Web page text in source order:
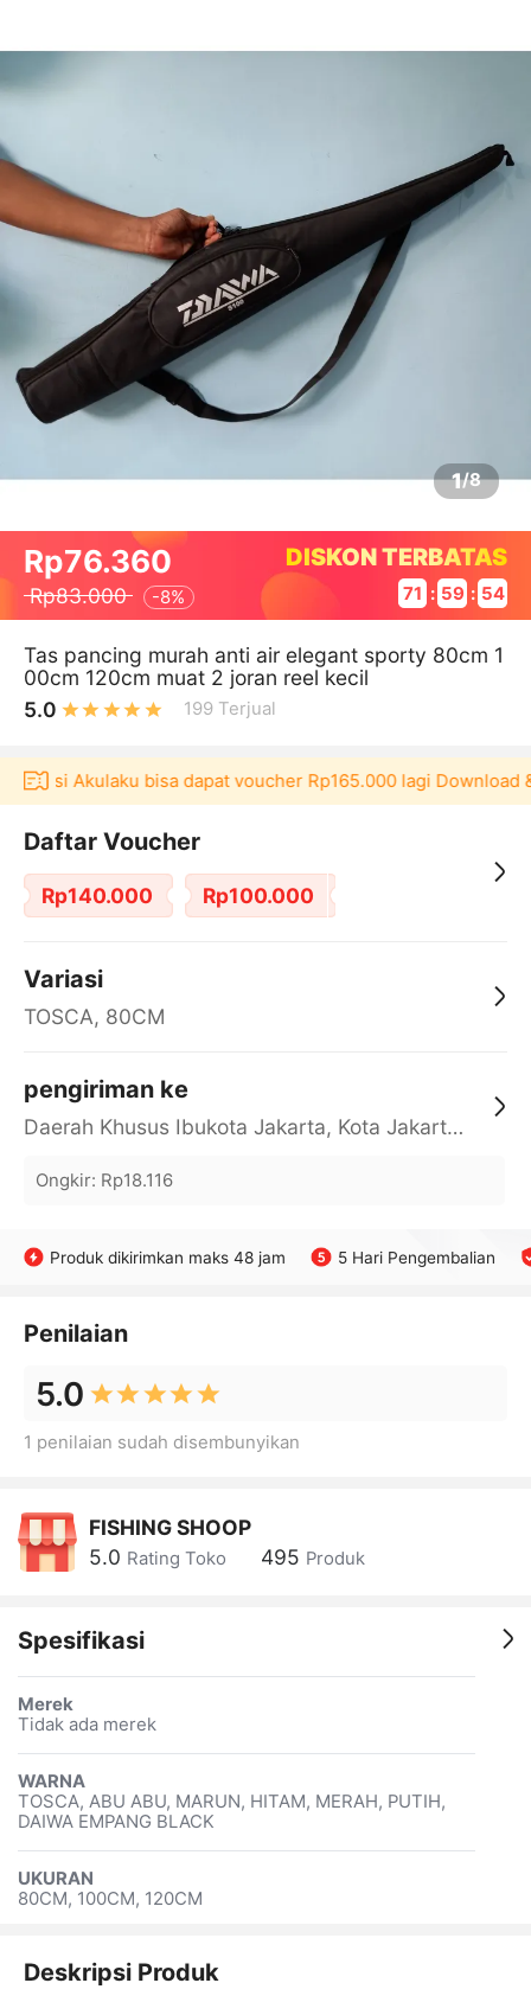
1/8
Rp76.360
Rp83.000 -8%
DISKON TERBATAS
71 : 59 : 54
Tas pancing murah anti air elegant sporty 80cm 1
00cm 120cm muat 2 joran reel kecil
5.0
199 Terjual
Akulaku bisa dapat voucher Rp165.000 lagi Download &
Daftar Voucher
Rp140.000 Rp100.000
Variasi
TOSCA, 80CM
pengiriman ke
Daerah Khusus Ibukota Jakarta, Kota Jakarta Barat, Cengkareng, yy
Ongkir: Rp18.116
Produk dikirimkan maks 48 jam 5 Hari Pengembalian
Penilaian
5.0
1 penilaian sudah disembunyikan
FISHING SHOOP
5.0 Rating Toko 495 Produk
Spesifikasi
Merek
Tidak ada merek
WARNA
TOSCA, ABU ABU, MARUN, HITAM, MERAH, PUTIH,
DAIWA EMPANG BLACK
UKURAN
80CM, 100CM, 120CM
Deskripsi Produk